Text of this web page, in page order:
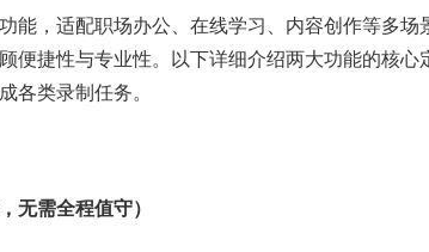
能，适配职场办公、在线学习、内容创作等多场
便捷性与专业性。以下详细介绍两大功能的核心
各类录制任务。
无需全程值守）